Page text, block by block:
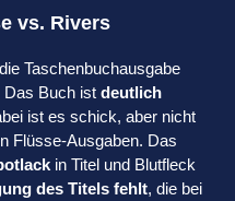
vs. Rivers
Taschenbuchausgabe
Das Buch ist deutlich
ist es schick, aber nicht
Flüsse-Ausgaben. Das
in Titel und Blutfleck
des Titels fehlt, die bei